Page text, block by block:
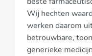
Wij hechten
werken daarom
betrouwbare,
generieke